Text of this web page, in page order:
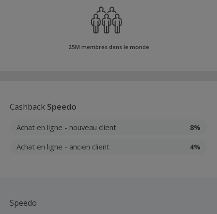
25M membres dans le monde
Cashback Speedo
Achat en ligne - nouveau client 8%
Achat en ligne - ancien client 4%
Speedo